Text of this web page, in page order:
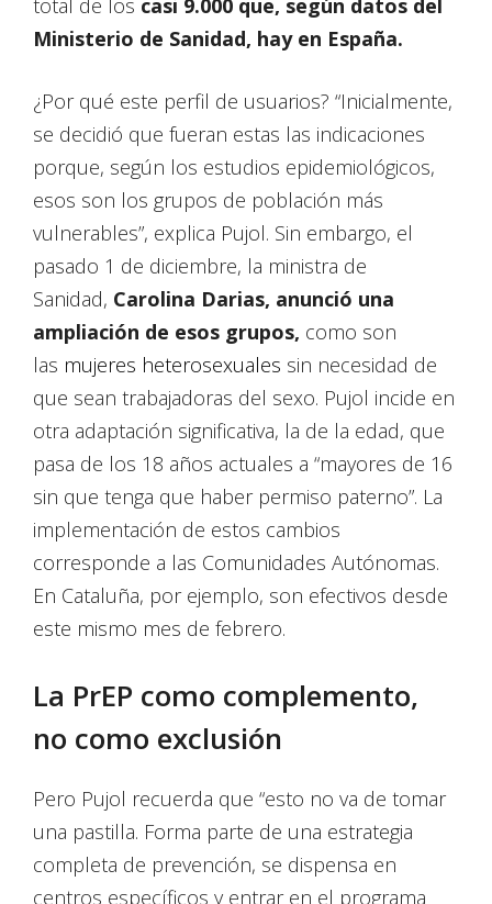
total de los casi 9.000 que, según datos del
Ministerio de Sanidad, hay en España.
¿Por qué este perfil de usuarios? “Inicialmente,
se decidió que fueran estas las indicaciones
porque, según los estudios epidemiológicos,
esos son los grupos de población más
vulnerables”, explica Pujol. Sin embargo, el
pasado 1 de diciembre, la ministra de
Sanidad, Carolina Darias, anunció una
ampliación de esos grupos, como son
las mujeres heterosexuales sin necesidad de
que sean trabajadoras del sexo. Pujol incide en
otra adaptación significativa, la de la edad, que
pasa de los 18 años actuales a “mayores de 16
sin que tenga que haber permiso paterno”. La
implementación de estos cambios
corresponde a las Comunidades Autónomas.
En Cataluña, por ejemplo, son efectivos desde
este mismo mes de febrero.
La PrEP como complemento,
no como exclusión
Pero Pujol recuerda que “esto no va de tomar
una pastilla. Forma parte de una estrategia
completa de prevención, se dispensa en
centros específicos y entrar en el programa